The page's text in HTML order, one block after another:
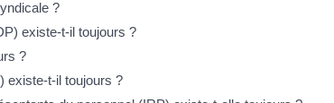
?
existe-t-il toujours ?
?
existe-t-il toujours ?